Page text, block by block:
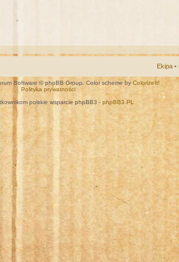
Ekipa •
Software © phpBB Group. Color scheme by ColorizeIt!
Polityka prywatności
polskie wsparcie phpBB3 - phpBB3.PL